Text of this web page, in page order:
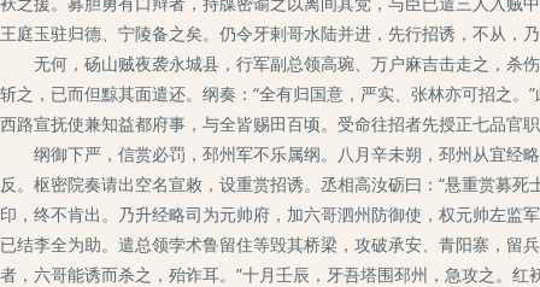
王庭玉驻归德、宁陵备之矣。仍令牙剌哥水陆并进，先行招诱，不从，
无何，砀山贼夜袭永城县，行军副总领高琬、万户麻吉击走之，杀
斩之，已而但黥其面遣还。纲奏：“全有归国意，严实、张林亦可招之
西路宣抚使兼知益都府事，与全皆赐田百顷。受命往招者先授正七品官
纲御下严，信赏必罚，邳州军不乐属纲。八月辛未朔，邳州从宜经
反。枢密院奏请出空名宣敕，设重赏招诱。丞相高汝砺曰：“悬重赏募
印，终不肯出。乃升经略司为元帅府，加六哥泗州防御使，权元帅左
已结李全为助。遣总领孛术鲁留住等毁其桥梁，攻破承安、青阳寨，留
者，六哥能诱而杀之，殆诈耳。”十月壬辰，牙吾塔围邳州，急攻之。